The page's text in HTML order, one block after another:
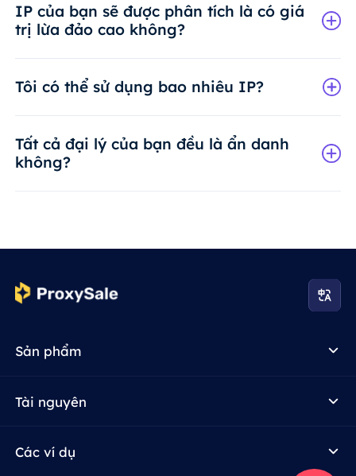
IP của bạn sẽ được phân tích là có giá
trị lừa đảo cao không?
Tôi có thể sử dụng bao nhiêu IP?
Tất cả đại lý của bạn đều là ẩn danh
không?
Sản phẩm
Tài nguyên
Các ví dụ